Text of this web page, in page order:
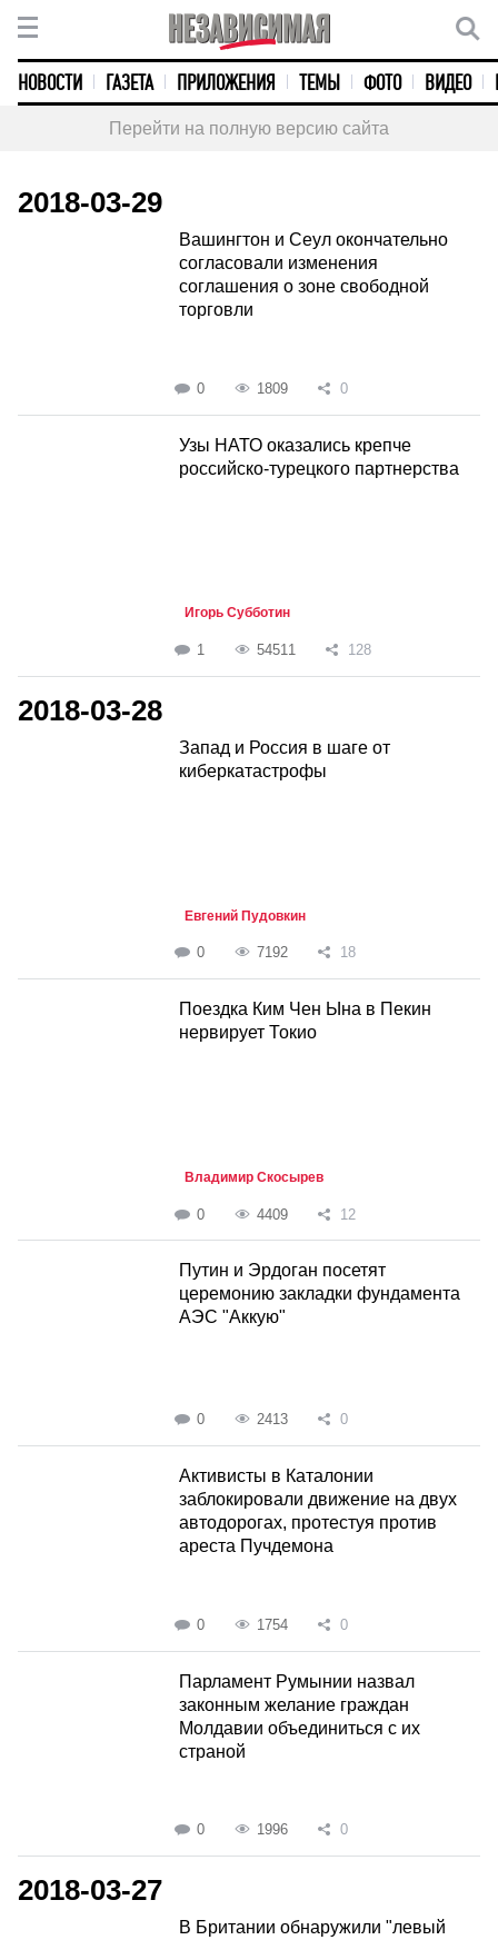
НОВОСТИ ГАЗЕТА ПРИЛОЖЕНИЯ ТЕМЫ ФОТО ВИДЕО
Перейти на полную версию сайта
2018-03-29
Вашингтон и Сеул окончательно
согласовали изменения
соглашения о зоне свободной
торговли
0 1809 0
Узы НАТО оказались крепче
российско-турецкого партнерства
Игорь Субботин
1 54511 128
2018-03-28
Запад и Россия в шаге от
киберкатастрофы
Евгений Пудовкин
0 7192 18
Поездка Ким Чен Ына в Пекин
нервирует Токио
Владимир Скосырев
0 4409 12
Путин и Эрдоган посетят
церемонию закладки фундамента
АЭС "Аккую"
0 2413 0
Активисты в Каталонии
заблокировали движение на двух
автодорогах, протестуя против
ареста Пучдемона
0 1754 0
Парламент Румынии назвал
законным желание граждан
Молдавии объединиться с их
страной
0 1996 0
2018-03-27
В Британии обнаружили "левый